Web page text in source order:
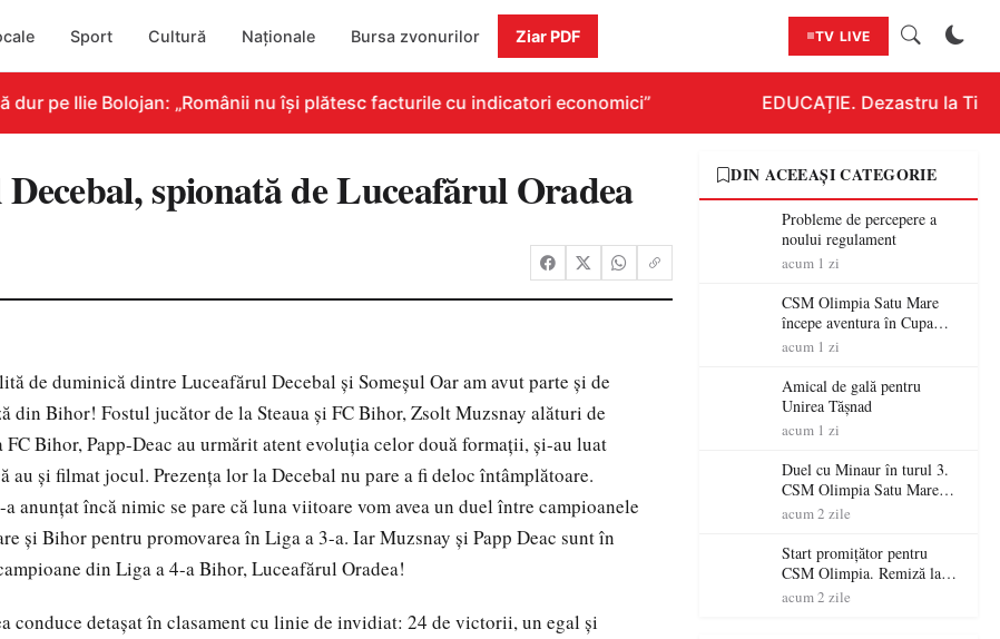
Sport Cultură Naționale Bursa zvonurilor Ziar PDF TV LIVE
pe Ilie Bolojan: „Românii nu își plătesc facturile cu indicatori economici” EDUCAȚIE. Dezastru la
spionată de Luceafărul Oradea
de duminică dintre Luceafărul Decebal și Someșul Oar am avut parte și de
din Bihor! Fostul jucător de la Steaua și FC Bihor, Zsolt Muzsnay alături de
Bihor, Papp-Deac au urmărit atent evoluția celor două formații, și-au luat
au și filmat jocul. Prezența lor la Decebal nu pare a fi deloc întâmplătoare.
a anunțat încă nimic se pare că luna viitoare vom avea un duel între campioanele
și Bihor pentru promovarea în Liga a 3-a. Iar Muzsnay și Papp Deac sunt în
din Liga a 4-a Bihor, Luceafărul Oradea!
conduce detașat în clasament cu linie de invidiat: 24 de victorii, un egal și
DIN ACEEAȘI CATEGORIE
Probleme de percepere a
noului regulament
acum 1 zi
CSM Olimpia Satu Mare
începe aventura în Cupa
României la Baia Mare
acum 1 zi
Amical de gală pentru
Unirea Tășnad
acum 1 zi
Duel cu Minaur în turul 3.
CSM Olimpia Satu Mare
începe aventura în Cupa
acum 2 zile
Start promițător pentru
CSM Olimpia. Remiză la
Dumbrăvița în debutul
acum 2 zile